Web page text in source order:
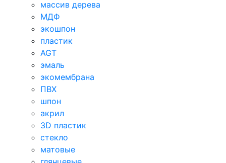
массив дерева
МДФ
экошпон
пластик
AGT
эмаль
экомембрана
ПВХ
шпон
акрил
3D пластик
стекло
матовые